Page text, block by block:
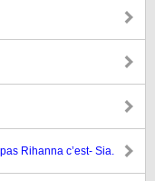
Rihanna c’est- Sia.